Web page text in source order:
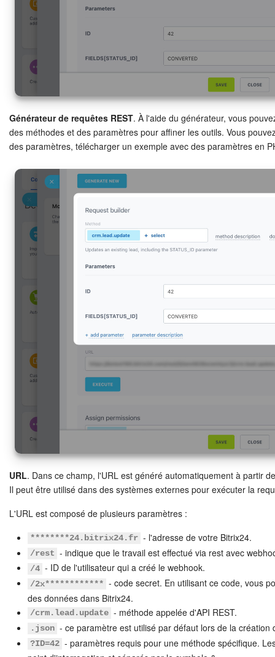
Générateur de requêtes REST. À l'aide du générateur, vous
des méthodes et des paramètres pour affiner les outils. Vous
des paramètres, télécharger un exemple avec des paramètres en
URL. Dans ce champ, l'URL est généré automatiquement à partir
Il peut être utilisé dans des systèmes externes pour exécuter la
L'URL est composé de plusieurs paramètres :
********24.bitrix24.fr - l'adresse de votre Bitrix24.
/rest - indique que le travail est effectué via rest avec
/4 - ID de l'utilisateur qui a créé le webhook.
/2x************ - code secret. En utilisant ce code, vous
des données dans Bitrix24.
/crm.lead.update - méthode appelée d'API REST.
.json - ce paramètre est utilisé par défaut lors de la création
?ID=42 - paramètres requis pour une méthode spécifique.